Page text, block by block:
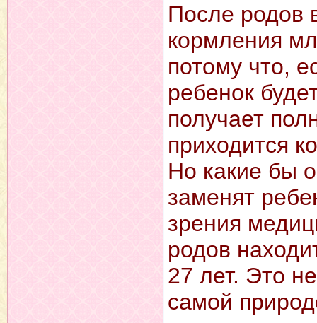
После родов
кормления
потому что,
ребенок
получает
приходится
Но какие бы
заменят
зрения
родов
27 лет. Это
самой